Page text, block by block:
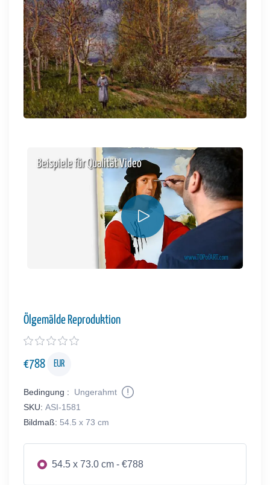
Beispiele für Qualität Video
Ölgemälde Reproduktion
€788 EUR
Bedingung :
Ungerahmt
SKU: ASI-1581
Bildmaß: 54.5 x 73 cm
54.5 x 73.0 cm - €788